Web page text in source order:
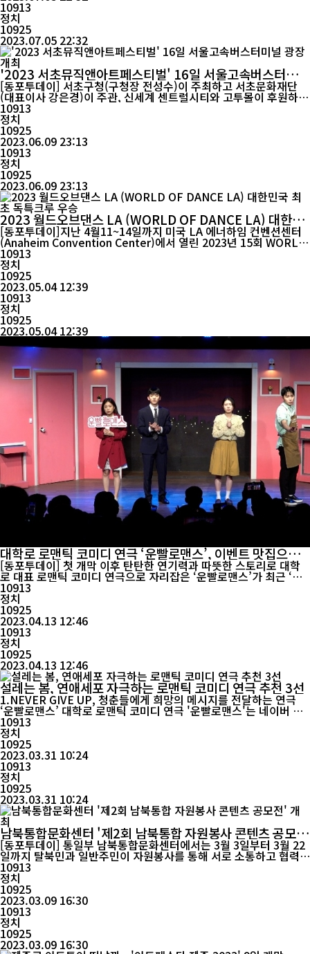
10913
정치
10925
2023.07.05 22:32
'2023 서초뮤직앤아트페스티벌' 16일 서울고속버스터미널
광장 개최
[동포투데이] 서초구청(구청장 전성수)이 주최하고 서초문화재단
(대표이사 강은경)이 주관, 신세계 센트럴시티와 고투몰이 후원하는
서초뮤직앤아트페스티벌이 청년의 터, 터널, 터미널을 주제로 서울
고속버스터미널 광장(고속터미널역 1번 출구, 고투몰 G9 출구)에서
6월 16~17일 양일간 14시부터 21시까지 개최된다. 뜨거운 여름과
닮은 청춘의 시간을 함께 누리고 청년 축제기획단이 같은 청년으
로...
10913
정치
10925
2023.06.09 23:13
10913
정치
10925
2023.06.09 23:13
2023 월드오브댄스 LA (WORLD OF DANCE LA) 대한민
국 최초 독특크루 우승
[동포투데이]지난 4월11~14일까지 미국 LA 에너하임 컨벤션센터
(Anaheim Convention Center)에서 열린 2023년 15회 WORLD
OF DANCE (WOD)에서 대한민국 최초로 독특크루가 대망의 우승
을 차지했다. 독큭크루가 우승을 차지한 월드오브댄스 LA는 전세계
모든 댄서들의 꿈의 무대이자 국제댄스대회에서 가장 명성있고 권위
10913
정치
10925
2023.05.04 12:39
10913
정치
10925
2023.05.04 12:39
대학로 로맨틱 코미디 연극 ‘운빨로맨스’, 이벤트 맛집으로
불리며 인기몰이
[동포투데이] 첫 개막 이후 탄탄한 연기력과 따뜻한 스토리로 대학
로 대표 로맨틱 코미디 연극으로 자리잡은 ‘운빨로맨스’가 최근 ‘이
벤트 맛집’이라 불리며 관객들의 발길이 끊이지 않고 있다. 2017년
개막 이후 최단 기간 10만 관객을 돌파한 연극 ‘운빨로맨스’는 지난
2021년 (주)DPS Company와 함께 다시 성공적인 신호탄 이후 지
10913
정치
10925
2023.04.13 12:46
10913
정치
10925
2023.04.13 12:46
설레는 봄, 연애세포 자극하는 로맨틱 코미디 연극 추천 3선
1.NEVER GIVE UP, 청춘들에게 희망의 메시지를 전달하는 연극
‘운빨로맨스’ 대학로 로맨틱 코미디 연극 '운빨로맨스'는 네이버 인
기 웹툰을 원작으로 세상의 모든 불운은 본인으로부터 시작된다고
믿는 여자 '점보늬'와 점보늬가 사는 건물의 새 건물주이자 운명은
스스로 개척하는 것이라 믿는 남자 '제택후'의 운명적인 사랑을 다룬
공연이다. 단순히 로맨스만을 다룬 연극이 아닌, 'NEVER GIVE U
P...
10913
정치
10925
2023.03.31 10:24
10913
정치
10925
2023.03.31 10:24
남북통합문화센터 '제2회 남북통합 자원봉사 콘텐츠 공모
전' 개최
[동포투데이] 통일부 남북통합문화센터에서는 3월 3일부터 3월 22
일까지 탈북민과 일반주민이 자원봉사를 통해 서로 소통하고 협력하
며 소외된 이웃과 공동체를 도와 우리 사회의 남북통합에 기여하는
자원봉사 콘텐츠를 발굴·개발·확산하고자 ‘제2회 남북통합 자원봉
사 콘텐츠 공모전’을 개최한다. 심사 기준은 탈북민과 일반주민의 소
통과 협력의 기여도, 사회문제 이해 및 수혜 대상 등에 대한 나눔 기
여도, 자원봉...
10913
정치
10925
2023.03.09 16:30
10913
정치
10925
2023.03.09 16:30